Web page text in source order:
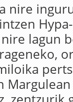
nire
lagun